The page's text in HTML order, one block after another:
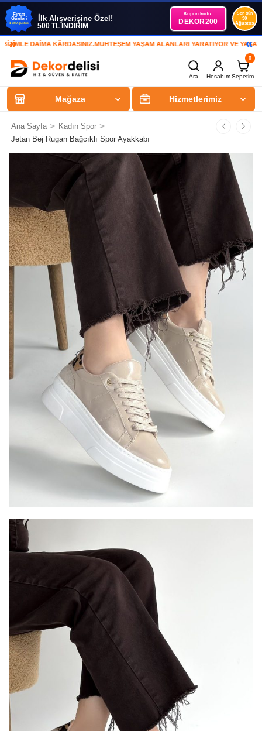
Fırsat
Günleri
1-30 Ağustos
İlk Alışverişine Özel!
500 TL İNDİRİM
Kupon kodu:
DEKOR200
Son gün
30
Ağustos
» DAİMA KÂRDASINIZ.MUHTEŞEM YAŞAM ALANLARI YARATIYOR VE «
Ara Hesabım
0
Sepetim
Mağaza Hizmetlerimiz
Ana Sayfa > Kadın Spor >
Jetan Bej Rugan Bağcıklı Spor Ayakkabı